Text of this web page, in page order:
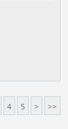
4 5 > >>